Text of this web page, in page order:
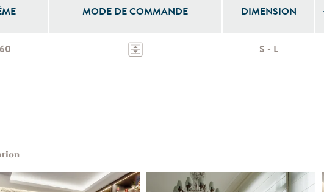
MODE DE COMMANDE DIMENSION
S - L